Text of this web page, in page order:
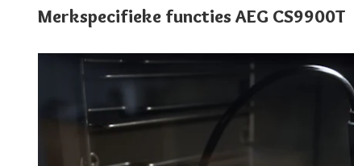
Merkspecifieke functies AEG CS9900T